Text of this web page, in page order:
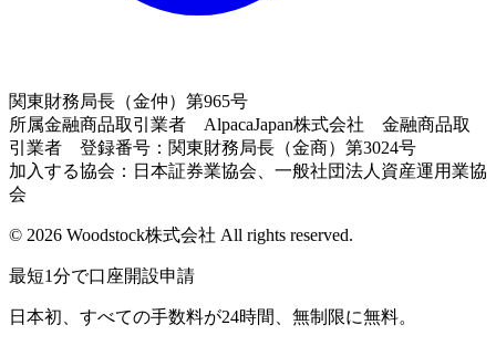
関東財務局長（金仲）第965号
所属金融商品取引業者 AlpacaJapan株式会社 金融商品取
引業者 登録番号：関東財務局長（金商）第3024号
加入する協会：日本証券業協会、一般社団法人資産運用業協
会
© 2026 Woodstock株式会社 All rights reserved.
最短1分で口座開設申請
日本初、すべての手数料が24時間、無制限に無料。